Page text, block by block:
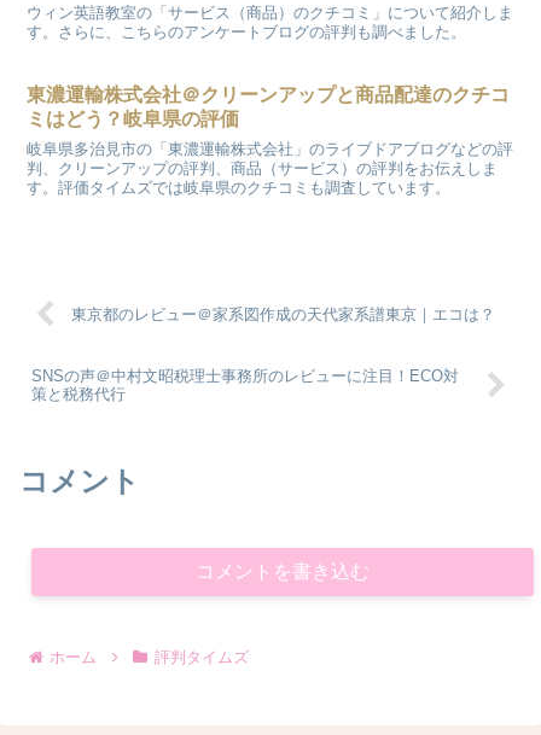
ウィン英語教室の「サービス（商品）のクチコミ」について紹介しま
す。さらに、こちらのアンケートブログの評判も調べました。
東濃運輸株式会社＠クリーンアップと商品配達のクチコ
ミはどう？岐阜県の評価
岐阜県多治見市の「東濃運輸株式会社」のライブドアブログなどの評
判、クリーンアップの評判、商品（サービス）の評判をお伝えしま
す。評価タイムズでは岐阜県のクチコミも調査しています。
東京都のレビュー＠家系図作成の天代家系譜東京｜エコは？
SNSの声＠中村文昭税理士事務所のレビューに注目！ECO対
策と税務代行
コメント
コメントを書き込む
ホーム 評判タイムズ